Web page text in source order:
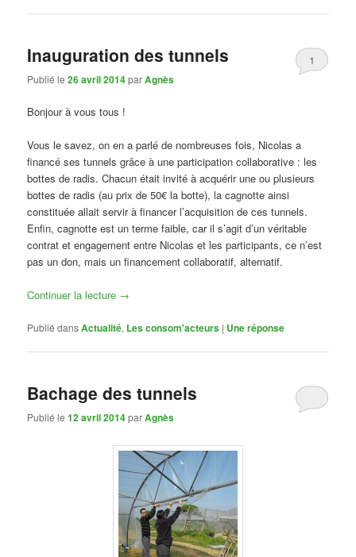
Inauguration des tunnels
Publié le26 avril 2014parAgnès
1
Bonjour à vous tous !
Vous le savez, on en a parlé de nombreuses fois, Nicolas a
financé ses tunnels grâce à une participation collaborative : les
bottes de radis. Chacun était invité à acquérir une ou plusieurs
bottes de radis (au prix de 50€ la botte), la cagnotte ainsi
constituée allait servir à financer l’acquisition de ces tunnels.
Enfin, cagnotte est un terme faible, car il s’agit d’un véritable
contrat et engagement entre Nicolas et les participants, ce n’est
pas un don, mais un financement collaboratif, alternatif.
Continuer la lecture →
Publié dansActualité, Les consom'acteurs | Uneréponse
Bachage des tunnels
Publié le12 avril 2014parAgnès